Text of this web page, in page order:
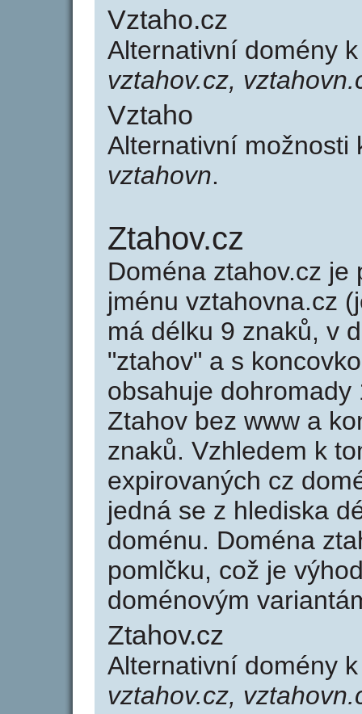
Vztaho.cz
Alternativní domény
vztahov.cz,
Vztaho
Alternativní
vztahovn.
Ztahov.cz
Doména ztahov.cz
jménu vztahovna.cz
má délku 9 znaků, v
"ztahov" a s
obsahuje
Ztahov bez www a
znaků. Vzhledem k
expirovaných cz
jedná se z hlediska
doménu. Doména
pomlčku, což je
doménovým
Ztahov.cz
Alternativní domény
vztahov.cz,